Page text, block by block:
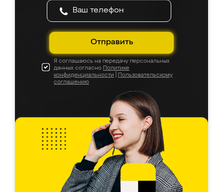
Отправить
Я соглашаюсь на передачу персональных
данных согласно Политике
конфиденциальности
Пользовательскому
соглашению